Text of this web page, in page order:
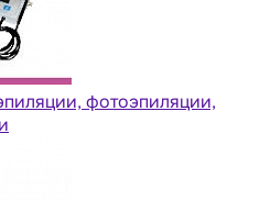
фотоэпиляции,